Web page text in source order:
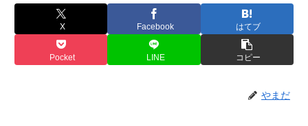
X Facebook はてブ
Pocket LINE コピー
やまだ